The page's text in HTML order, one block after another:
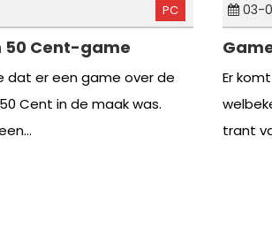
PC
50 Cent-game
dat er een game over de
Cent in de maak was.
03-
Er
trant